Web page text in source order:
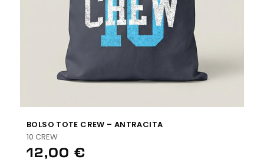
BOLSO TOTE CREW – ANTRACITA
10 CREW
12,00 €